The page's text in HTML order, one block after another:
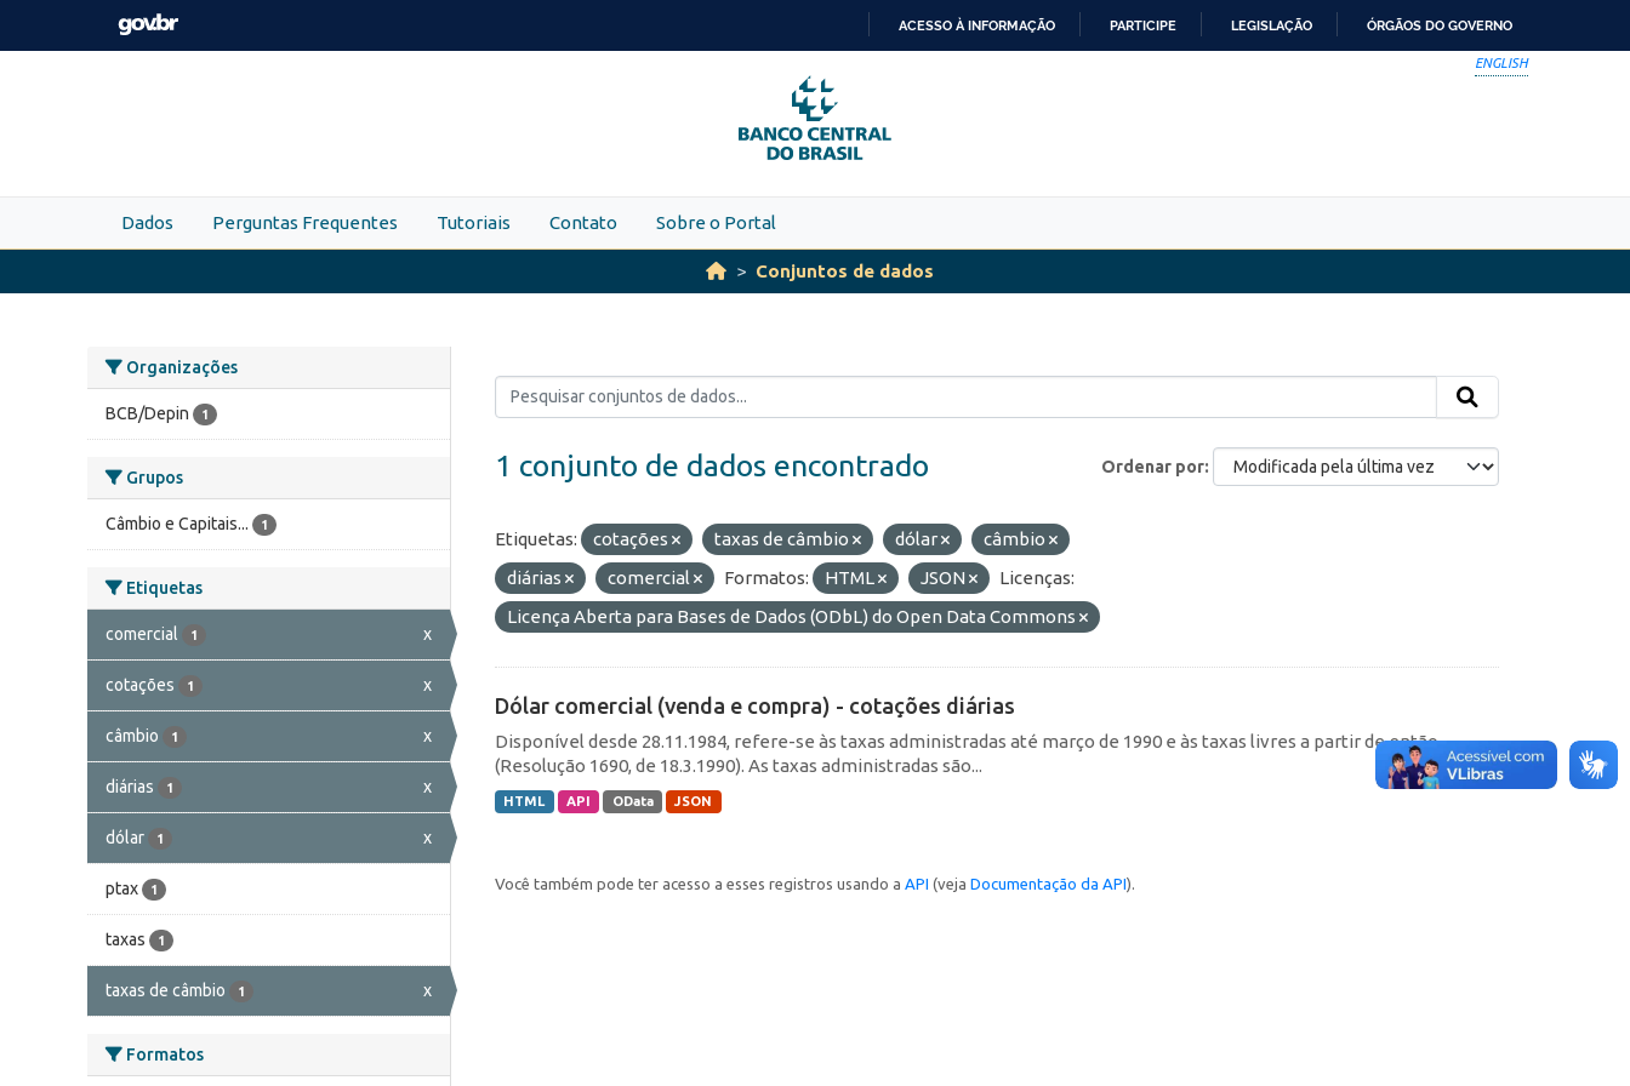
Skip to main content
PARA
O
CONTEÚDO
ACESSO À INFORMAÇÃO PARTICIPE LEGISLAÇÃO ÓRGÃOS DO GOVERNO
ENGLISH
Dados Perguntas Frequentes Tutoriais Contato Sobre o Portal
Conjuntos de dados
Organizações
BCB/Depin 1
Grupos
Câmbio e Capitais... 1
Etiquetas
comercial 1 x
cotações 1 x
câmbio 1 x
diárias 1 x
dólar 1 x
ptax 1
taxas 1
taxas de câmbio 1 x
Formatos
Ordenar por
1 conjunto de dados encontrado
Etiquetas: cotações taxas de câmbio dólar
câmbio
diárias
comercial Formatos: HTML JSON
Licenças:
Licença Aberta para Bases de Dados (ODbL) do Open Data Commons
Dólar comercial (venda e compra) - cotações diárias
Disponível desde 28.11.1984, refere-se às taxas administradas até março de 1990 e às taxas livres a partir de então
(Resolução 1690, de 18.3.1990). As taxas administradas são...
HTML API OData JSON
Você também pode ter acesso a esses registros usando a API (veja Documentação da API).